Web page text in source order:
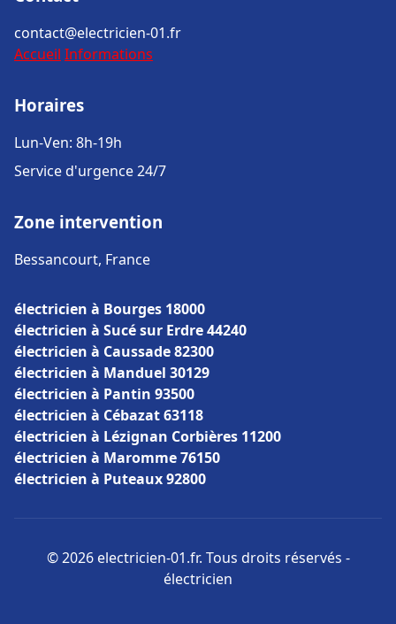
contact@electricien-01.fr
Accueil Informations
Horaires
Lun-Ven: 8h-19h
Service d'urgence 24/7
Zone intervention
Bessancourt, France
électricien à Bourges 18000
électricien à Sucé sur Erdre 44240
électricien à Caussade 82300
électricien à Manduel 30129
électricien à Pantin 93500
électricien à Cébazat 63118
électricien à Lézignan Corbières 11200
électricien à Maromme 76150
électricien à Puteaux 92800
© 2026 electricien-01.fr. Tous droits réservés -
électricien